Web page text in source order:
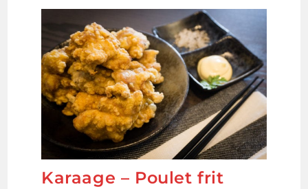
Et
De
Sésame
Karaage – Poulet frit